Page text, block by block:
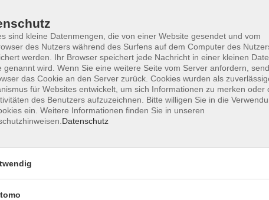
Barrierefreiheit Widerruf
sind kleine Datenmengen, die von einer Website gesendet und vom
des Nutzers während des Surfens auf dem Computer des
werden. Ihr Browser speichert jede Nachricht in einer kleinen
genannt wird. Wenn Sie eine weitere Seite vom Server anfordern,
das Cookie an den Server zurück. Cookies wurden als
für Websites entwickelt, um sich Informationen zu merken oder
des Benutzers aufzuzeichnen. Bitte willigen Sie in die
ein. Weitere Informationen finden Sie in unseren
Datenschutz